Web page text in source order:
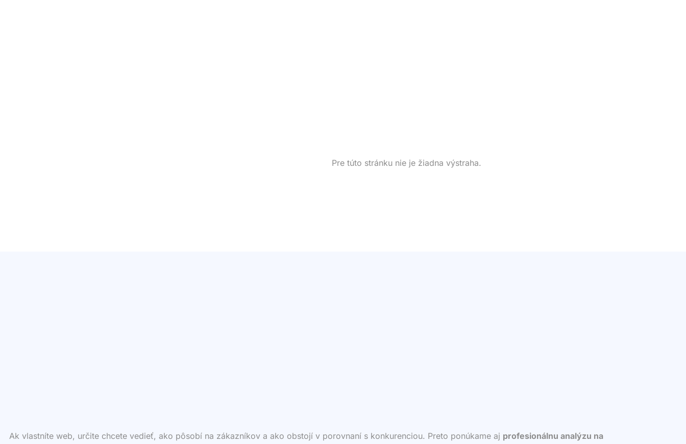
Pre túto stránku nie je žiadna výstraha.
Ak vlastníte web, určite chcete vedieť, ako pôsobí na zákazníkov a ako obstojí v porovnaní s konkurenciou. Preto ponúkame aj profesionálnu analýzu na